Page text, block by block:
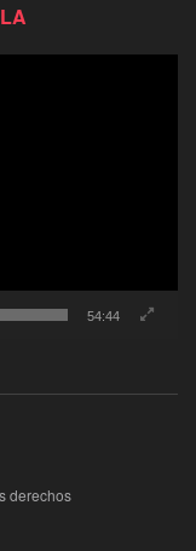
54:44
derechos